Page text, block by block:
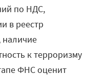
по НДС,
в реестр
наличие
к терроризму
ФНС оценит